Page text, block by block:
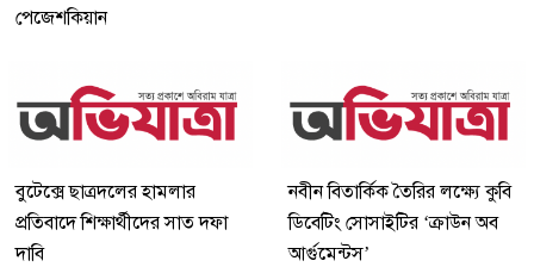
পেজেশকিয়ান
বুটেক্সে ছাত্রদলের হামলার
প্রতিবাদে শিক্ষার্থীদের সাত দফা
দাবি
নবীন বিতার্কিক তৈরির লক্ষ্যে কুবি
ডিবেটিং সোসাইটির ‘ক্রাউন অব
আর্গুমেন্টস’